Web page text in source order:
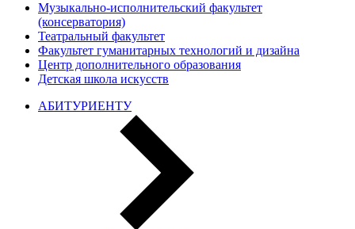
Музыкально-исполнительский факультет
(консерватория)
Театральный факультет
Факультет гуманитарных технологий и дизайна
Центр дополнительного образования
Детская школа искусств
АБИТУРИЕНТУ